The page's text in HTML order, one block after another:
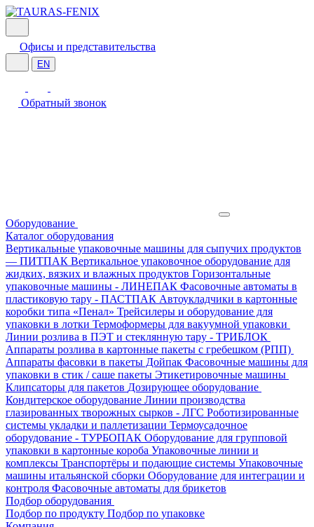
Офисы и представительства
EN
Обратный звонок
Оборудование
Каталог оборудования
Вертикальные упаковочные машины для сыпучих продуктов
— ПИТПАК Вертикальное упаковочное оборудование для
жидких, вязких и влажных продуктов Горизонтальные
упаковочные машины - ЛИНЕПАК Фасовочные автоматы в
пластиковую тару - ПАСТПАК Автоукладчики в картонные
коробки типа «Пенал» Трейсилеры и оборудование для
упаковки в лотки Термоформеры для вакуумной упаковки
Линии розлива в ПЭТ и стеклянную тару - ТРИБЛОК
Аппараты розлива в картонные пакеты с гребешком (РПП)
Аппараты фасовки в пакеты Дойпак Фасовочные машины для
упаковки в стик / саше пакеты Этикетировочные машины
Клипсаторы для пакетов Дозирующее оборудование
Кондитерское оборудование Линии производства
глазированных творожных сырков - ЛГС Роботизированные
системы укладки и паллетизации Термоусадочное
оборудование - ТУРБОПАК Оборудование для групповой
упаковки в картонные короба Упаковочные линии и
комплексы Транспортёры и подающие системы Упаковочные
машины итальянской сборки Оборудование для интеграции и
контроля Фасовочные автоматы для брикетов
Подбор оборудования
Подбор по продукту Подбор по упаковке